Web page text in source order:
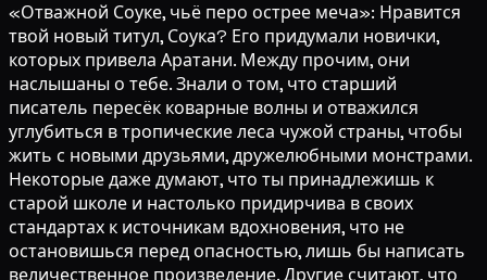
«Отважной Соуке, чьё перо острее меча»: Нравится
твой новый титул, Соука? Его придумали новички,
которых привела Аратани. Между прочим, они
наслышаны о тебе. Знали о том, что старший
писатель пересёк коварные волны и отважился
углубиться в тропические леса чужой страны, чтобы
жить с новыми друзьями, дружелюбными монстрами.
Некоторые даже думают, что ты принадлежишь к
старой школе и настолько придирчива в своих
стандартах к источникам вдохновения, что не
остановишься перед опасностью, лишь бы написать